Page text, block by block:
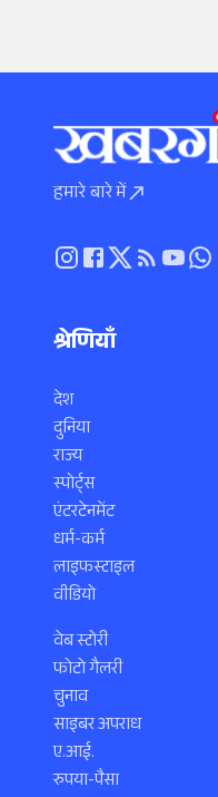
हमारे बारे में
श्रेणियाँ
देश
दुनिया
राज्य
स्पोर्ट्स
एंटरटेनमेंट
धर्म-कर्म
लाइफस्टाइल
वीडियो
वेब स्टोरी
फोटो गैलरी
चुनाव
साइबर अपराध
ए.आई.
रुपया-पैसा